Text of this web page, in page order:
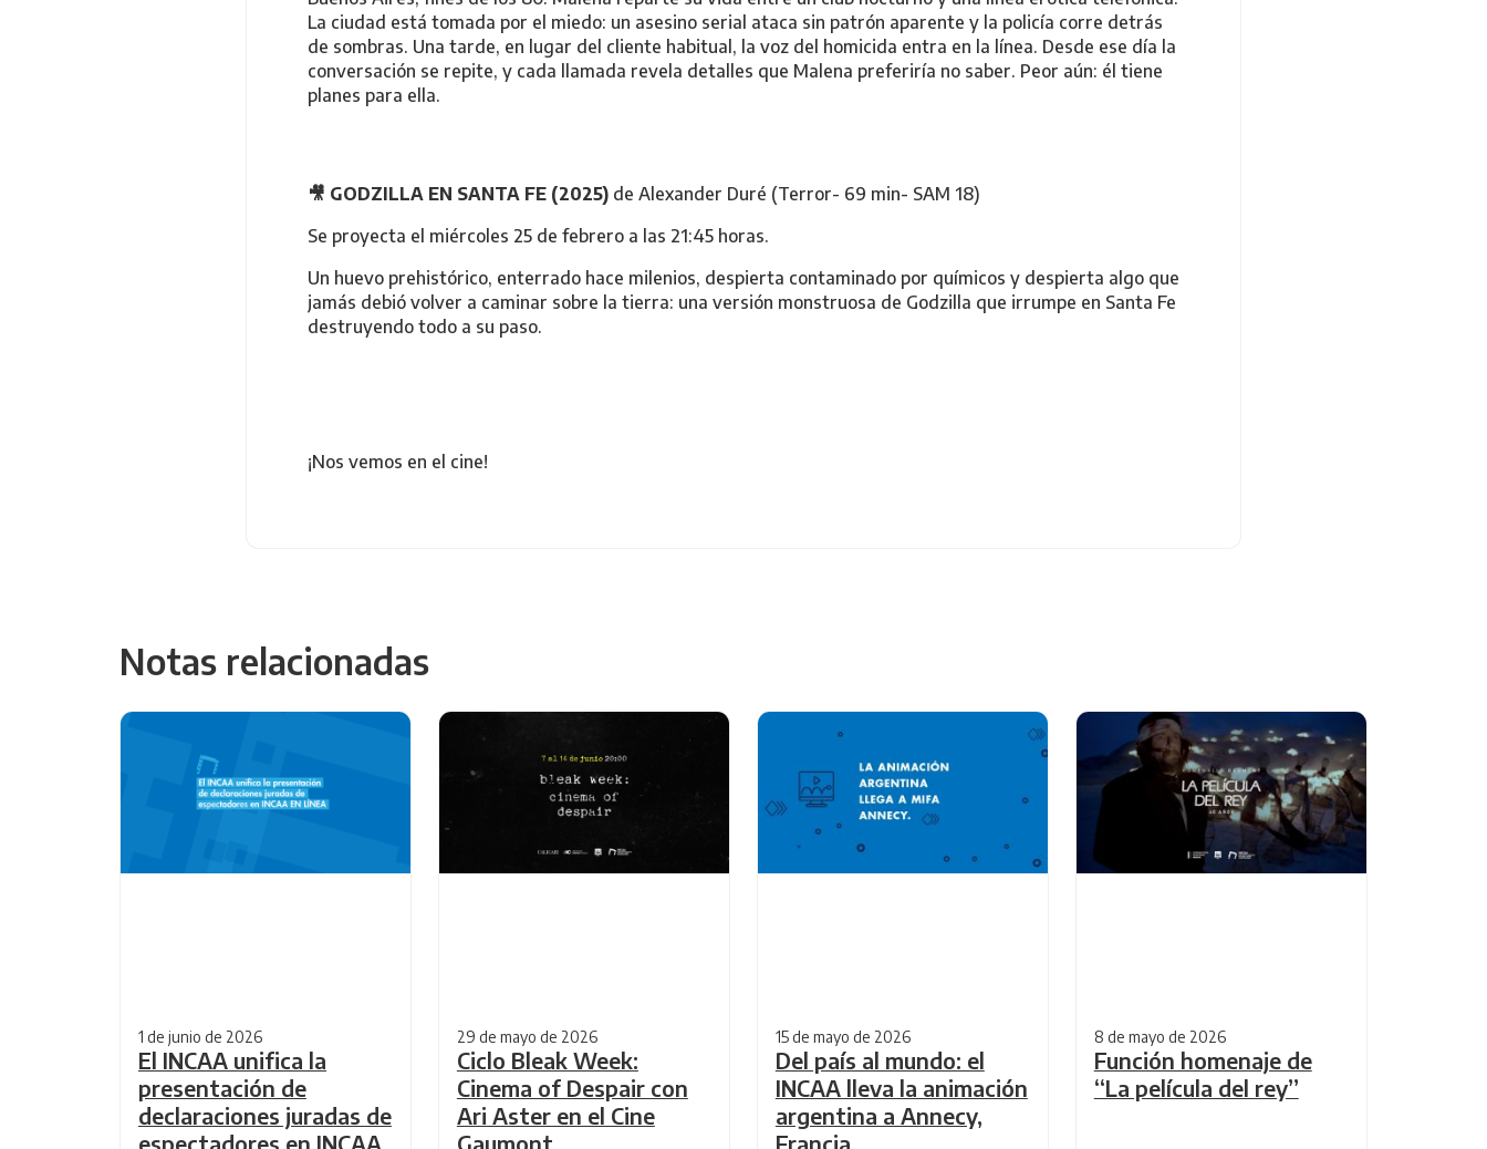
La ciudad está tomada por el miedo: un asesino serial ataca sin patrón aparente y la policía corre detrás
de sombras. Una tarde, en lugar del cliente habitual, la voz del homicida entra en la línea. Desde ese día la
conversación se repite, y cada llamada revela detalles que Malena preferiría no saber. Peor aún: él tiene
planes para ella.
🎥 GODZILLA EN SANTA FE (2025) de Alexander Duré (Terror- 69 min- SAM 18)
Se proyecta el miércoles 25 de febrero a las 21:45 horas.
Un huevo prehistórico, enterrado hace milenios, despierta contaminado por químicos y despierta algo que
jamás debió volver a caminar sobre la tierra: una versión monstruosa de Godzilla que irrumpe en Santa Fe
destruyendo todo a su paso.
¡Nos vemos en el cine!
Notas relacionadas
1 de junio de 2026
El INCAA unifica la
presentación de
declaraciones juradas de
espectadores en INCAA
29 de mayo de 2026
Ciclo Bleak Week:
Cinema of Despair con
Ari Aster en el Cine
Gaumont
15 de mayo de 2026
Del país al mundo: el
INCAA lleva la animación
argentina a Annecy,
Francia
8 de mayo de 2026
Función homenaje de
“La película del rey”